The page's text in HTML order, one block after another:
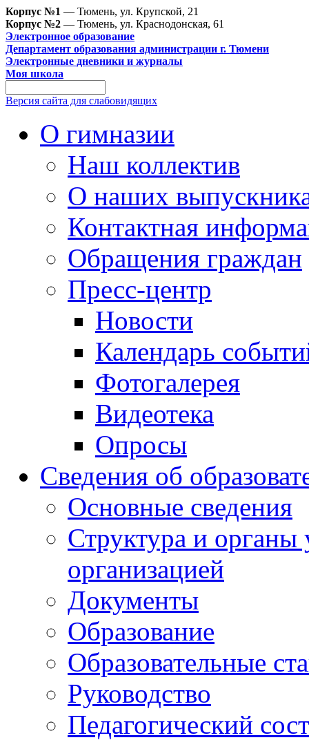
Корпус №1 — Тюмень, ул. Крупской, 21
Корпус №2 — Тюмень, ул. Краснодонская, 61
Электронное образование
Департамент образования администрации г. Тюмени
Электронные дневники и журналы
Моя школа
Версия сайта для слабовидящих
О гимназии
Наш коллектив
О наших
Контактная
Обращения граждан
Пресс-центр
Новости
Календарь
Фотогалерея
Видеотека
Опросы
Сведения об
Основные сведения
Структура и органы
организацией
Документы
Образование
Образовательные
Руководство
Педагогический